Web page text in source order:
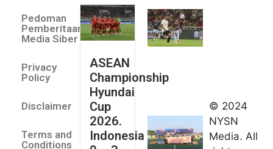
Pedoman
Pemberitaan
Media Siber
Privacy
Policy
Disclaimer
Terms and
Conditions
ASEAN
Championship
Hyundai
Cup
2026.
Indonesia
umum
Kejurnas
Panahan
© 2024
NYSN
Media. All